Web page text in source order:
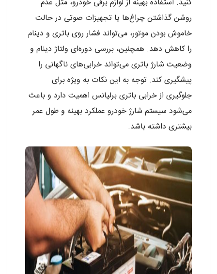
روشن گذاشتن چراغ‌ها یا تجهیزات صوتی در حالت
خاموش بودن موتور، می‌تواند فشار روی باتری و دینام
را کاهش دهد. همچنین، بررسی دوره‌ای ولتاژ دینام و
وضعیت شارژ باتری می‌تواند خرابی‌های ناگهانی را
پیشگیری کند. توجه به این نکات به ویژه برای
جلوگیری از خرابی باتری برلیانس اهمیت دارد و باعث
می‌شود سیستم شارژ خودرو عملکرد بهینه و طول عمر
بیشتری داشته باشد.